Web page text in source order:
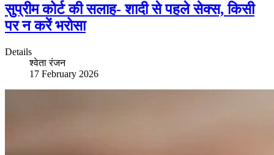
सुप्रीम कोर्ट की सलाह- शादी से पहले सेक्स, किसी
पर न करें भरोसा
Details
श्वेता रंजन
17 February 2026